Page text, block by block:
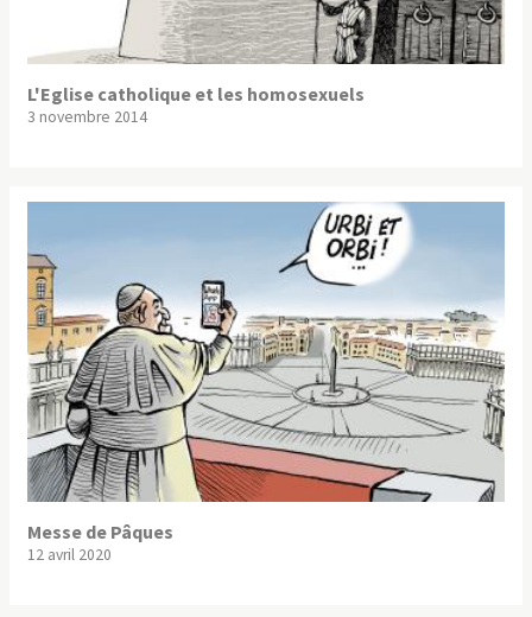
L'Eglise catholique et les homosexuels
3 novembre 2014
Messe de Pâques
12 avril 2020